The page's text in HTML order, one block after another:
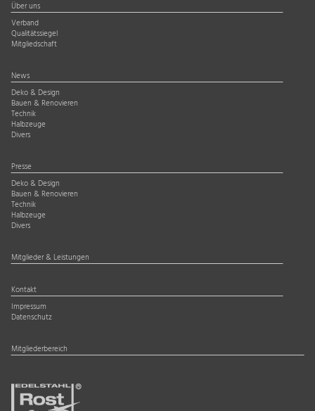
Über uns
Verband
Qualitätssiegel
Mitgliedschaft
News
Deko & Design
Bauen & Renovieren
Technik
Halbzeuge
Divers
Presse
Deko & Design
Bauen & Renovieren
Technik
Halbzeuge
Divers
Mitglieder & Leistungen
Kontakt
Impressum
Datenschutz
Mitgliederbereich